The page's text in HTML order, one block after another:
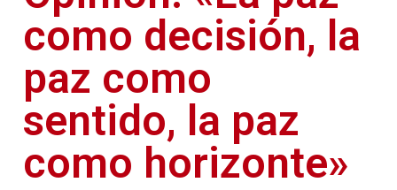
como decisión, la
paz como
sentido, la paz
como horizonte»